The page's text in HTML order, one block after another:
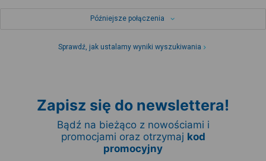
Późniejsze połączenia
Sprawdź, jak ustalamy wyniki wyszukiwania
Zapisz się do newslettera!
Bądź na bieżąco z nowościami i
promocjami oraz otrzymaj kod
promocyjny